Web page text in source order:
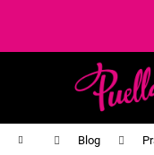
Home Blog
s
k
powrotem
powrotem